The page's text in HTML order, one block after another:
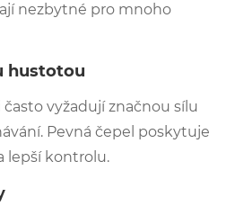
nezbytné pro mnoho
hustotou
vyžadují značnou sílu
Pevná čepel poskytuje
lepší kontrolu.